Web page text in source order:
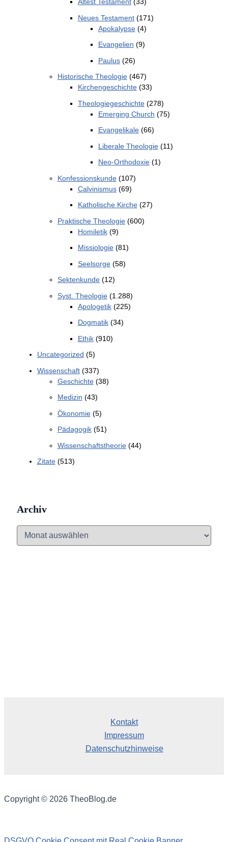
Altest Testament(33)
Neues Testament(171)
Apokalypse(4)
Evangelien (9)
Paulus(26)
Historische Theologie(467)
Kirchengeschichte(33)
Theologiegeschichte(278)
Emerging Church (75)
Evangelikale(66)
Liberale Theologie(11)
Neo-Orthodoxie(1)
Konfessionskunde(107)
Calvinismus(69)
Katholische Kirche(27)
Praktische Theologie(600)
Homiletik(9)
Missiologie(81)
Seelsorge(58)
Sektenkunde(12)
Syst. Theologie(1.288)
Apologetik(225)
Dogmatik(34)
Ethik(910)
Uncategorized (5)
Wissenschaft(337)
Geschichte(38)
Medizin (43)
Ökonomie(5)
Pädagogik(51)
Wissenschaftstheorie(44)
Zitate(513)
Archiv
Kontakt
Impressum
Datenschutzhinweise
Copyright © 2026 TheoBlog.de